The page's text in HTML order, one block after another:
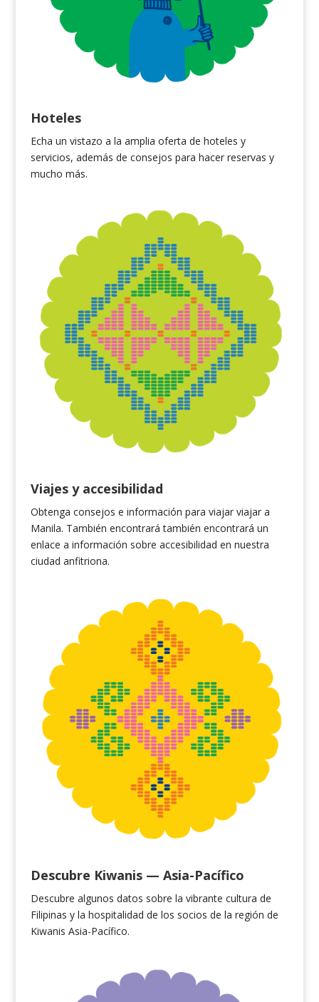
Hoteles
Echa un vistazo a la amplia oferta de hoteles y
servicios, además de consejos para hacer reservas y
mucho más.
Viajes y accesibilidad
Obtenga consejos e información para viajar viajar a
Manila. También encontrará también encontrará un
enlace a información sobre accesibilidad en nuestra
ciudad anfitriona.
Descubre Kiwanis — Asia-Pacífico
Descubre algunos datos sobre la vibrante cultura de
Filipinas y la hospitalidad de los socios de la región de
Kiwanis Asia-Pacífico.